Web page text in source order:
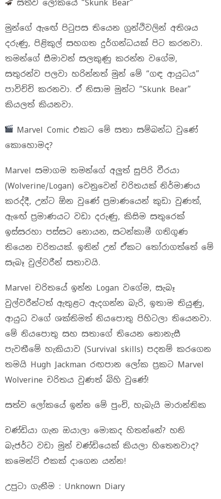
සත්ව ලෝකයේ “Skunk Bear”
මුන්ගේ ඇඟේ පිටුපස තියෙන ග්‍රන්ථිවලින් අතිශය
දරුණු, පිළිකුල් සහගත දුර්ගන්ධයක් පිට කරනවා.
තමන්ගේ සීමාවන් සලකුණු කරන්න වගේම,
සතුරන්ව පලවා හරින්නත් මුන් මේ “ගඳ ආයුධය”
පාවිච්චි කරනවා. ඒ නිසාම මුන්ට “Skunk Bear”
කියලත් කියනවා.
Marvel Comic එකට මේ සතා සම්බන්ධ වුණේ
කොහොමද?
Marvel සමාගම තමන්ගේ අලුත් සුපිරි වීරයා
(Wolverine/Logan) වෙනුවෙන් චරිතයක් නිර්මාණය
කරද්දී, උන්ට ඕන වුණේ ප්‍රමාණයෙන් කුඩා වුණත්,
ඇඟේ ප්‍රමාණයට වඩා දරුණු, කිසිම සතුරෙක්
ඉස්සරහා පස්සට නොයන, සටන්කාමී ගතිගුණ
තියෙන චරිතයක්. ඉතින් උන් ඒකට තෝරාගත්තේ මේ
සැබෑ වුල්වරීන් සතාවයි.
Marvel චරිතයේ ඉන්න Logan වගේම, සැබෑ
වුල්වරීන්ටත් ඇතුළට ඇදගන්න බැරි, ඉතාම තියුණු,
ආයුධ වගේ ශක්තිමත් නියපොතු පිහිටලා තියෙනවා.
මේ නියපොතු සහ සතාගේ තියෙන නොනැසී
පැවතීමේ හැකියාව (Survival skills) පදනම් කරගෙන
තමයි Hugh Jackman රඟපාන ලෝක ප්‍රකට Marvel
Wolverine චරිතය වුණත් බිහි වුණේ!
සත්ව ලෝකයේ ඉන්න මේ පුංචි, හැබැයි මාරාන්තික
චණ්ඩියා ගැන ඔයාලා මොකද හිතන්නේ? හනි
බැජර්ට වඩා මුන් චණ්ඩියෙක් කියලා හිතෙනවාද?
කමෙන්ට් එකක් දාගෙන යන්න!
උපුටා ගැනීම : Unknown Diary